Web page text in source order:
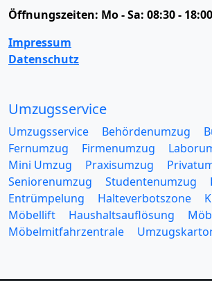
Öffnungszeiten: Mo - Sa: 08:30 -
Impressum
Datenschutz
Umzugsservice
Umzugsservice Behördenumzug
Fernumzug
Firmenumzug
Mini Umzug
Praxisumzug
Seniorenumzug
Studentenumzug
Entrümpelung
Halteverbotszone
Möbellift
Haushaltsauflösung
Möbelmitfahrzentrale